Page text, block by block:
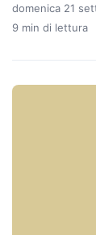
domenica 21
9 min di lettura